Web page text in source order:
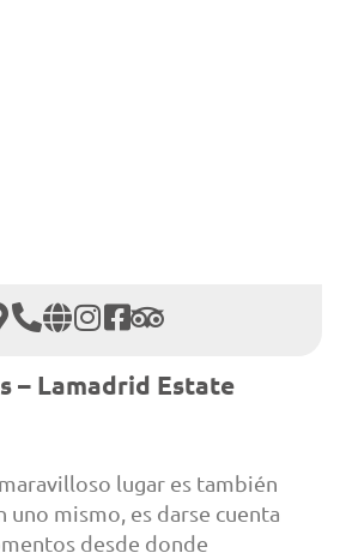
– Lamadrid Estate
lugar es también
uno mismo, es darse cuenta
desde donde